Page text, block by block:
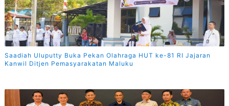
Saadiah Uluputty Buka Pekan Olahraga HUT ke-81 RI Jajaran
Kanwil Ditjen Pemasyarakatan Maluku